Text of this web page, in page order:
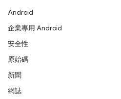
Android
企業專用 Android
安全性
原始碼
新聞
網誌